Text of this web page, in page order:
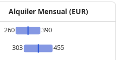
Alquiler Mensual (EUR)
260
390
303
455